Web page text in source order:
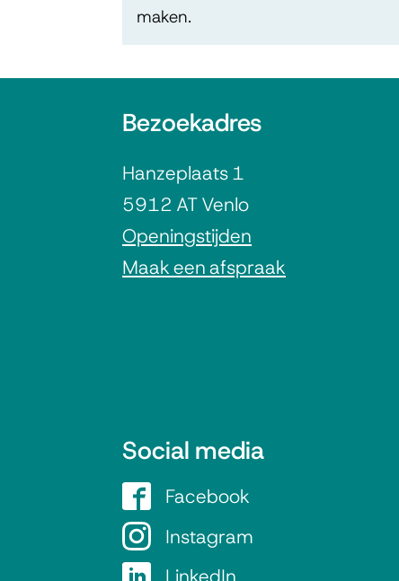
maken.
Bezoekadres
Hanzeplaats 1
5912 AT Venlo
Openingstijden
Maak een afspraak
Social media
Facebook
e
Instagram